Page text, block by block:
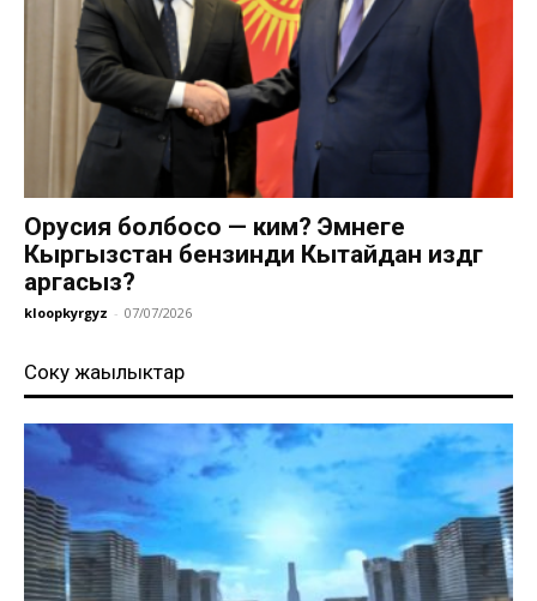
Орусия болбосо — ким? Эмнеге
Кыргызстан бензинди Кытайдан издөөгө
аргасыз?
kloopkyrgyz - 07/07/2026
Соңку жаңылыктар